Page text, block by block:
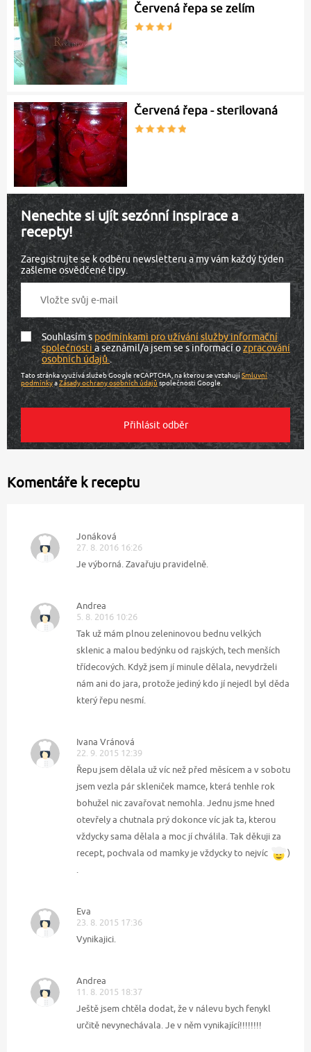
Červená řepa se zelím
Červená řepa - sterilovaná
Nenechte si ujít sezónní inspirace a
recepty!
Zaregistrujte se k odběru newsletteru a my vám každý týden
zašleme osvědčené tipy.
Souhlasím spodmínkami pro užívání služby informační
společnostia seznámil/a jsem se s informací ozpracování
osobních údajů.
Tato stránka využívá služeb Google reCAPTCHA, na kterou se vztahujíSmluvní
podmínkyaZásady ochrany osobních údajů společnosti Google.
Komentáře k receptu
Jonáková
27. 8. 2016 16:26
Je výborná. Zavařuju pravidelně.
Andrea
5. 8. 2016 10:26
Tak už mám plnou zeleninovou bednu velkých
sklenic a malou bedýnku od rajských, tech menších
třídecových. Když jsem jí minule dělala, nevydrželi
nám ani do jara, protože jediný kdo jí nejedl byl děda
který řepu nesmí.
Ivana Vránová
22. 9. 2015 12:39
Řepu jsem dělala už víc než před měsícem a v sobotu
jsem vezla pár skleniček mamce, která tenhle rok
bohužel nic zavařovat nemohla. Jednu jsme hned
otevřely a chutnala prý dokonce víc jak ta, kterou
vždycky sama dělala a moc jí chválila. Tak děkuji za
recept, pochvala od mamky je vždycky to nejvíc
)
Eva
23. 8. 2015 17:36
Vynikajici.
Andrea
11. 8. 2015 18:37
Ještě jsem chtěla dodat, že v nálevu bych fenykl
určitě nevynechávala. Je v něm vynikající!!!!!!!!